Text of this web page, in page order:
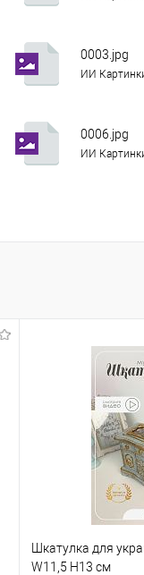
0003.jpg
ИИ
0006.jpg
ИИ
Шкатулка для
W11,5 H13 см